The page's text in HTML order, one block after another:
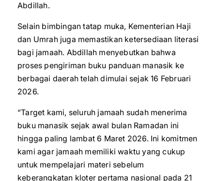
Abdillah.
Selain bimbingan tatap muka, Kementerian Haji
dan Umrah juga memastikan ketersediaan literasi
bagi jamaah. Abdillah menyebutkan bahwa
proses pengiriman buku panduan manasik ke
berbagai daerah telah dimulai sejak 16 Februari
2026.
“Target kami, seluruh jamaah sudah menerima
buku manasik sejak awal bulan Ramadan ini
hingga paling lambat 6 Maret 2026. Ini komitmen
kami agar jamaah memiliki waktu yang cukup
untuk mempelajari materi sebelum
keberangkatan kloter pertama nasional pada 21